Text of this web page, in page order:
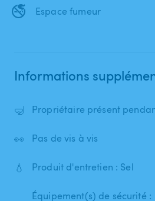
🚭 Espace fumeur
Informations
🤿 Propriétaire présent
👀 Pas de vis à vis
💧 Produit d'entretien : Sel
Équipement(s) de sécurité :